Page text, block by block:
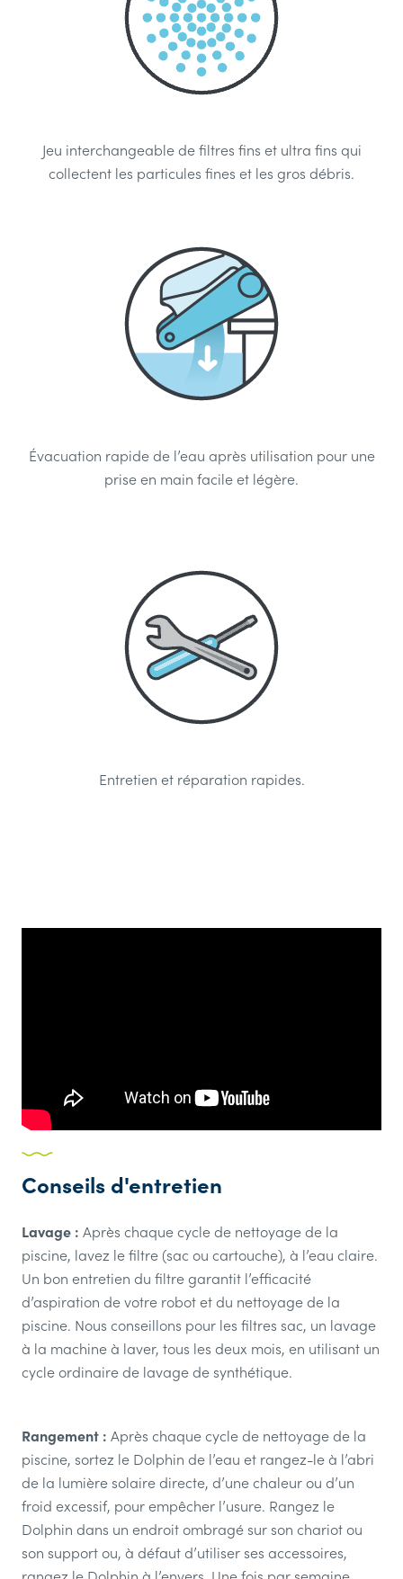
Jeu interchangeable de filtres fins et ultra fins qui
collectent les particules fines et les gros débris.
Évacuation rapide de l’eau après utilisation pour une
prise en main facile et légère.
Entretien et réparation rapides.
Conseils d'entretien
Lavage : Après chaque cycle de nettoyage de la
piscine, lavez le filtre (sac ou cartouche), à l’eau claire.
Un bon entretien du filtre garantit l’efficacité
d’aspiration de votre robot et du nettoyage de la
piscine. Nous conseillons pour les filtres sac, un lavage
à la machine à laver, tous les deux mois, en utilisant un
cycle ordinaire de lavage de synthétique.
Rangement : Après chaque cycle de nettoyage de la
piscine, sortez le Dolphin de l’eau et rangez-le à l’abri
de la lumière solaire directe, d’une chaleur ou d’un
froid excessif, pour empêcher l’usure. Rangez le
Dolphin dans un endroit ombragé sur son chariot ou
son support ou, à défaut d’utiliser ses accessoires,